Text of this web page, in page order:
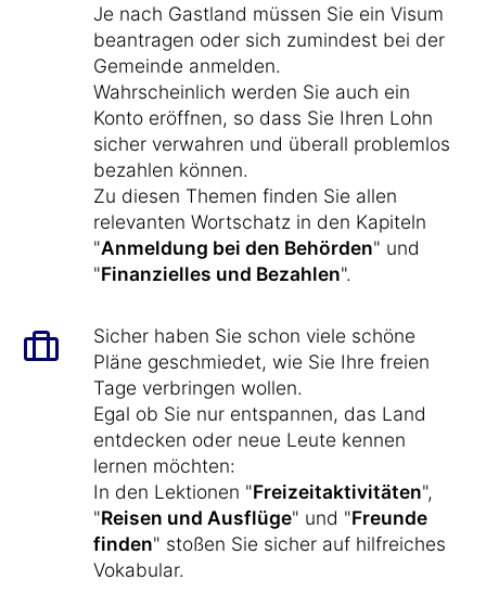
Je nach Gastland müssen Sie ein Visum
beantragen oder sich zumindest bei der
Gemeinde anmelden.
Wahrscheinlich werden Sie auch ein
Konto eröffnen, so dass Sie Ihren Lohn
sicher verwahren und überall problemlos
bezahlen können.
Zu diesen Themen finden Sie allen
relevanten Wortschatz in den Kapiteln
"Anmeldung bei den Behörden" und
"Finanzielles und Bezahlen".
Sicher haben Sie schon viele schöne
Pläne geschmiedet, wie Sie Ihre freien
Tage verbringen wollen.
Egal ob Sie nur entspannen, das Land
entdecken oder neue Leute kennen
lernen möchten:
In den Lektionen "Freizeitaktivitäten",
"Reisen und Ausflüge" und "Freunde
finden" stoßen Sie sicher auf hilfreiches
Vokabular.